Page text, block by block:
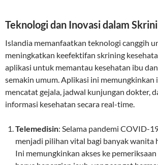
Teknologi dan Inovasi dalam
Islandia memanfaatkan teknologi canggih
meningkatkan keefektifan skrining
aplikasi untuk memantau kesehatan ibu
semakin umum. Aplikasi ini memungkinkan
mencatat gejala, jadwal kunjungan dokter,
informasi kesehatan secara real-time.
Telemedisin: Selama pandemi COVID-
menjadi pilihan vital bagi banyak wanita
Ini memungkinkan akses ke